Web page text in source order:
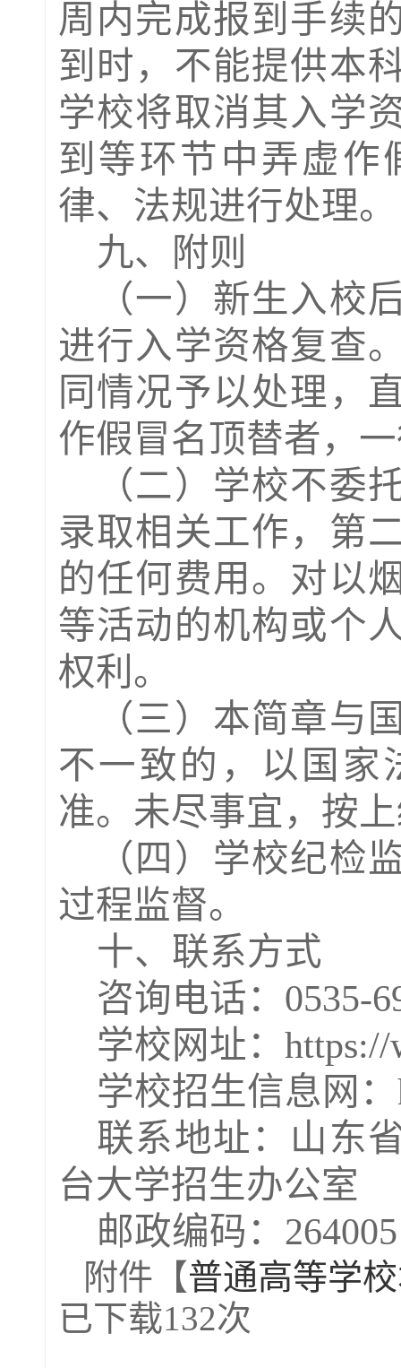
周内完成报到手续
到时，不能提供本
学校将取消其入学
到等环节中弄虚作
律、法规进行处理。
九、附则
（一）新生入校
进行入学资格复查
同情况予以处理，
作假冒名顶替者，
（二） 学校不委
录取相关工作， 第
的任何费用。对以
等活动的机构或个
权利。
（三 ） 本简章与
不一致的，以国家
准。未尽事宜，按
（ 四 ）学校纪检
过程监督。
十、联系方式
咨询电话： 0535-
学校网址： https://
学校招生信息网：
联系地址：山东
台大学招生办公室
邮政编码： 264005
附件【普通高等学
已下载132次